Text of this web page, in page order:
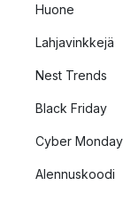
Huone
Lahjavinkkejä
Nest Trends
Black Friday
Cyber Monday
Alennuskoodi